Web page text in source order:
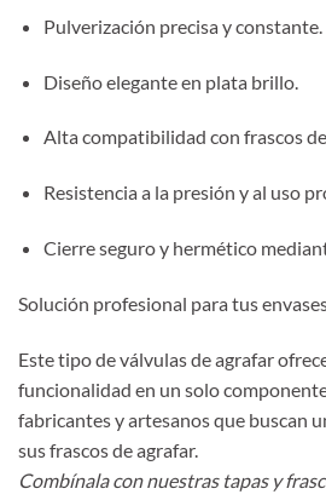
Pulverización precisa y constante.
Diseño elegante en plata brillo.
Alta compatibilidad con frascos
Resistencia a la presión y al uso
Cierre seguro y hermético
Solución profesional para tus
Este tipo de válvulas de agrafar
funcionalidad en un solo
fabricantes y artesanos que buscan
sus frascos de agrafar.
Combínala con nuestras tapas y